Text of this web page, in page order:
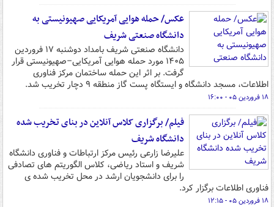
عکس/ حمله هوایی آمریکایی صهیونیستی به
داﻧﺸﮕﺎه صنعتی شریف
داﻧﺸﮕﺎه صنعتی شریف بامداد دوشنبه ۱۷ فروردین
۱۴۰۵ مورد حمله هوایی آمریکایی–صهیونیستی قرار
گرفت. بر اثر این حمله ساختمان مرکز فناوری
اطلاعات، مسجد دانشگاه و ایستگاه پست گاز منطقه ۹ دچار تخریب شد.
۱۸ فروردین ۰۵ - ۱۶:۰۰
فیلم/ برگزاری کلاس آنلاین در بنای تخریب شده
دانشگاه شریف
علیرضا زارعی رئیس مرکز ارتباطات و فناوری دانشگاه
شریف و استاد ریاضی، کلاس الگوریتم های تصادفی
را برای دانشجویان ارشد در محل تخریب شده ی
فناوری اطلاعات برگزار کرد.
۱۸ فروردین ۰۵ - ۱۲:۱۵